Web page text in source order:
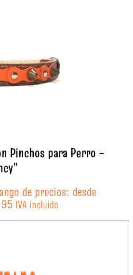
Pinchos para Perro –
de precios: desde
IVA incluido